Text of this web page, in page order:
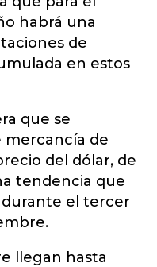
habrá una
de
en estos
que se
mercancía de
del dólar, de
tendencia que
el tercer
llegan hasta